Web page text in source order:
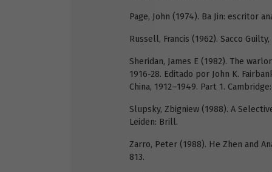
Page, John (1974). Ba Jin: escritor
Russell, Francis (1962). Sacco
Sheridan, James E (1982). The
1916-28. Editado por John K.
China, 1912–1949. Part 1.
Slupsky, Zbigniew (1988). A
Leiden: Brill.
Zarro, Peter (1988). He Zhen and
813.